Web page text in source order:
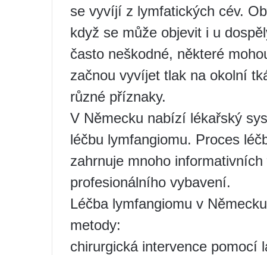
se vyvíjí z lymfatických cév.
když se může objevit i u
často neškodné, některé
začnou vyvíjet tlak na okolní
různé příznaky.
V Německu nabízí lékařský
léčbu lymfangiomu. Proces
zahrnuje mnoho
profesionálního vybavení.
Léčba lymfangiomu v
metody:
chirurgická intervence pomocí